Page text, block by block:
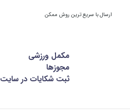
ارسال با سریع ترین روش ممکن
مکمل ورزشی
مجوزها
ثبت شکایات در سایت